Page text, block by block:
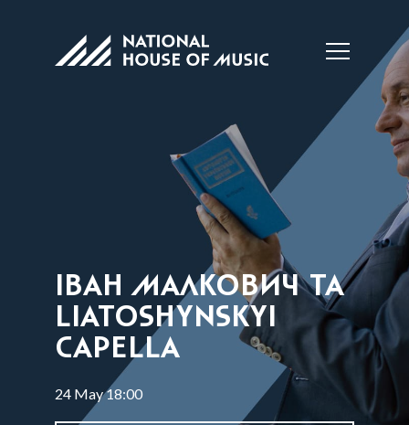
ІВАН МАЛКОВИЧ ТА
LIATOSHYNSKYI
CAPELLA
24 May 18:00